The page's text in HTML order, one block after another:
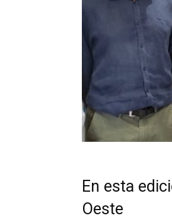
En esta
Oeste